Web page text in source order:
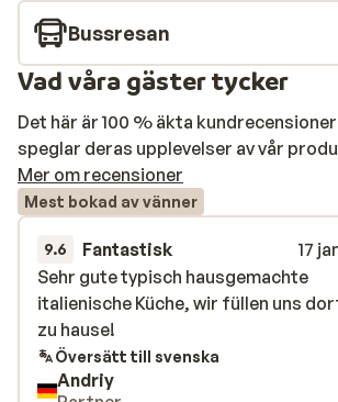
av kan du gå till spa-avdelningen och
ångbad eller solariet. I den nostalgiskt
restaurangen kan du njuta av en
frukostbuffé och på kvällen serveras
regionala specialiteter.
Bussresan
Vad våra gäster tycker
Det här är 100 % äkta
speglar deras upplevelser av vår
Mer om recensioner
Mest bokad av vänner
9.6 Fantastisk
17
Sehr gute typisch hausgemachte
italienische Küche, wir füllen uns
zu hause!
Sehr gute typisch hausgemachte
italienische Küche, wir füllen uns
zu hause!
Översätt till svenska
Andriy